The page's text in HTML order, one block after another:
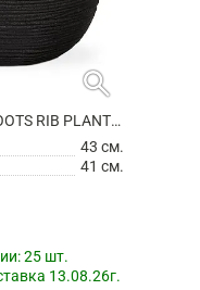
search
КАШПО CAPI ROOTS RIB PLANTER BALL BLACK
43 см.
41 см.
25 шт.
13.08.26г.